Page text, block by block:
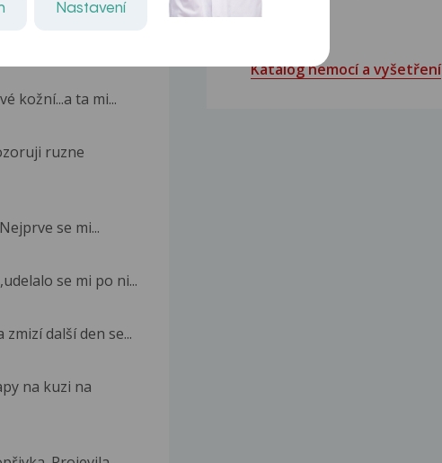
kožní...a ta mi...
ruzne
se mi...
se mi po ni...
další den se...
na kuzi na
Antivirotika
Katalog nemocí a vyšetření
Nastavení